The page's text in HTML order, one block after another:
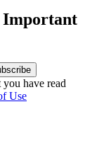
Important
have read
Use